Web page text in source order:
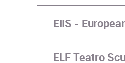
EIIS -
ELF Teatro